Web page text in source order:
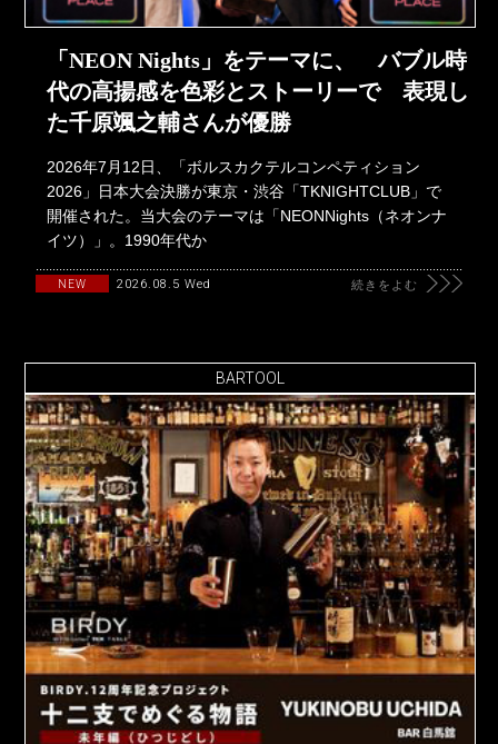
「NEON Nights」をテーマに、 バブル時
代の高揚感を色彩とストーリーで 表現し
た千原颯之輔さんが優勝
2026年7月12日、「ボルスカクテルコンペティション
2026」日本大会決勝が東京・渋谷「TKNIGHTCLUB」で
開催された。当大会のテーマは「NEONNights（ネオンナ
イツ）」。1990年代か
NEW 2026.08.5 Wed 続きをよむ
BARTOOL